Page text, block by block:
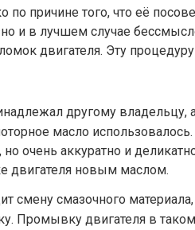
причине того, что её
и в лучшем случае
двигателя. Эту
другому владельцу,
масло
но очень аккуратно и
двигателя новым маслом.
смену смазочного
Промывку двигателя в